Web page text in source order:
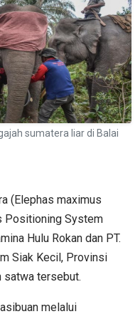
sumatera liar di Balai
(Elephas maximus
Positioning System
Hulu Rokan dan PT.
Siak Kecil, Provinsi
satwa tersebut.
melalui